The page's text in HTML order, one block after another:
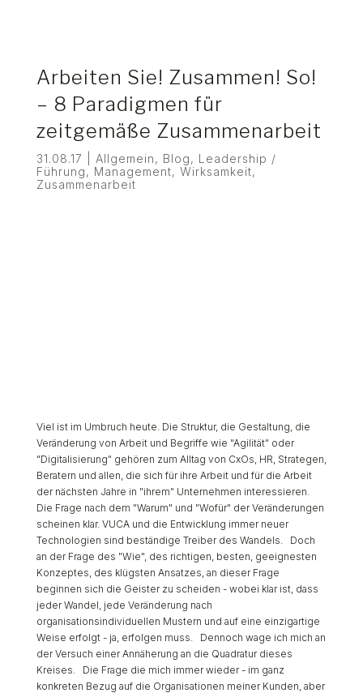
Arbeiten Sie! Zusammen! So!
– 8 Paradigmen für
zeitgemäße Zusammenarbeit
31.08.17 Allgemein, Blog, Leadership /
Führung, Management, Wirksamkeit,
Zusammenarbeit
Viel ist im Umbruch heute. Die Struktur, die Gestaltung, die
Veränderung von Arbeit und Begriffe wie "Agilität" oder
"Digitalisierung" gehören zum Alltag von CxOs, HR, Strategen,
Beratern und allen, die sich für ihre Arbeit und für die Arbeit
der nächsten Jahre in "ihrem" Unternehmen interessieren.
Die Frage nach dem "Warum" und "Wofür" der Veränderungen
scheinen klar. VUCA und die Entwicklung immer neuer
Technologien sind beständige Treiber des Wandels. Doch
an der Frage des "Wie", des richtigen, besten, geeignesten
Konzeptes, des klügsten Ansatzes, an dieser Frage
beginnen sich die Geister zu scheiden - wobei klar ist, dass
jeder Wandel, jede Veränderung nach
organisationsindividuellen Mustern und auf eine einzigartige
Weise erfolgt - ja, erfolgen muss. Dennoch wage ich mich an
der Versuch einer Annäherung an die Quadratur dieses
Kreises. Die Frage die mich immer wieder - im ganz
konkreten Bezug auf die Organisationen meiner Kunden, aber